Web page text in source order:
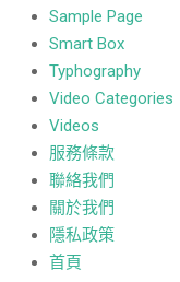
Sample Page
Smart Box
Typhography
Video Categories
Videos
服務條款
聯絡我們
關於我們
隱私政策
首頁